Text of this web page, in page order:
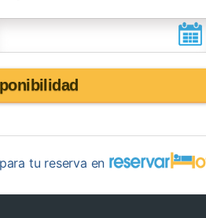
para tu reserva en